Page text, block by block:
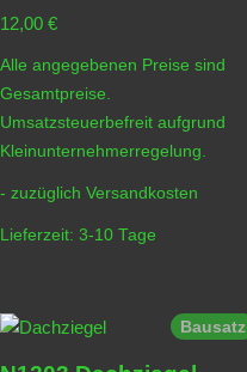
12,00 €
Alle angegebenen Preise sind
Gesamtpreise.
Umsatzsteuerbefreit aufgrund
Kleinunternehmerregelung.
- zuzüglich Versandkosten
Lieferzeit: 3-10 Tage
Bausatz